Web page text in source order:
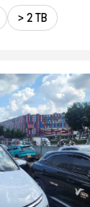
> 2 TB